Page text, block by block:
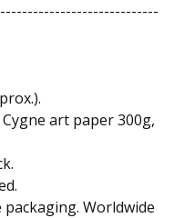
art paper 300g,
Worldwide